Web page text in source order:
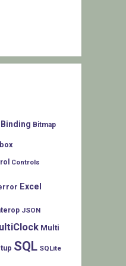
Binding Bitmap
Controls
Excel
JSON
Multi
SQL SQLite